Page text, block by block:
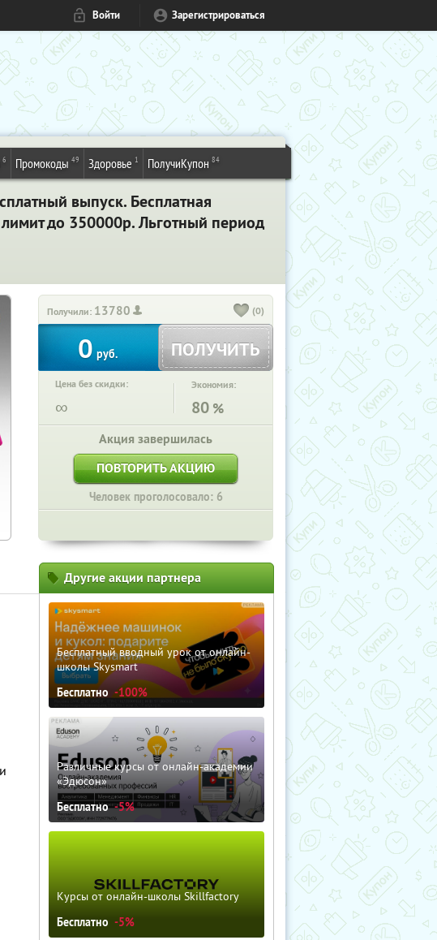
Войти Зарегистрироваться
6 Промокоды 49 Здоровье 1 ПолучиКупон 84
выпуск. Бесплатная
до 350000р. Льготный период
Получили: 13780 (0)
0 руб. ПОЛУЧИТЬ
Цена без скидки:
∞
Экономия:
80 %
Акция завершилась
ПОВТОРИТЬ АКЦИЮ
Человек проголосовало: 6
Другие акции партнера
Бесплатный вводный урок от онлайн-
школы Skysmart
Бесплатно -100%
Различные курсы от онлайн-академии
«Эдюсон»
Бесплатно -5%
Курсы от онлайн-школы Skillfactory
Бесплатно -5%